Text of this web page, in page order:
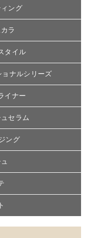
ング
ラ
タイル
ナルシリーズ
イナー
セラム
ング